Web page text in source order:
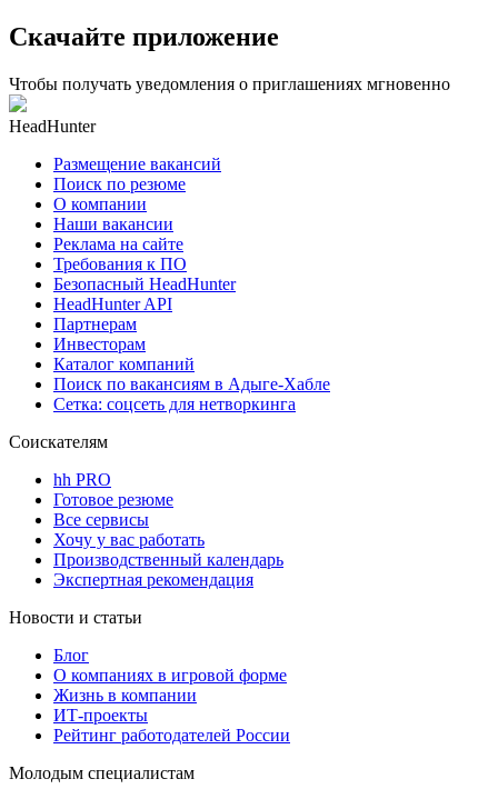
Скачайте приложение
Чтобы получать уведомления о приглашениях мгновенно
HeadHunter
Размещение вакансий
Поиск по резюме
О компании
Наши вакансии
Реклама на сайте
Требования к ПО
Безопасный HeadHunter
HeadHunter API
Партнерам
Инвесторам
Каталог компаний
Поиск по вакансиям в Адыге-Хабле
Сетка: соцсеть для нетворкинга
Соискателям
hh PRO
Готовое резюме
Все сервисы
Хочу у вас работать
Производственный календарь
Экспертная рекомендация
Новости и статьи
Блог
О компаниях в игровой форме
Жизнь в компании
ИТ-проекты
Рейтинг работодателей России
Молодым специалистам